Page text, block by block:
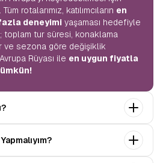
rotalarımız, katılımcıların en
deneyimi yaşaması hedefiyle
toplam tur süresi, konaklama
ve sezona göre değişiklik
Rüyası ile en uygun fiyatla
Ekstra tur ücreti yok, tüm geziler
kokartlı rehberler,konforlu